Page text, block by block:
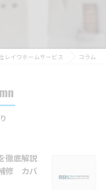
レイワホームサービス コラム
徹底解説
修 カバ